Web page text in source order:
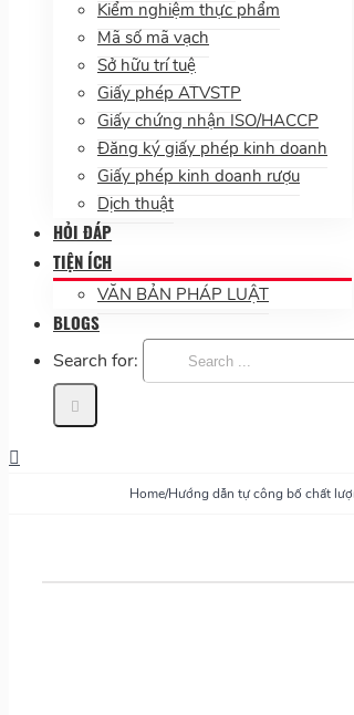
Kiểm nghiệm thực phẩm
Mã số mã vạch
Sở hữu trí tuệ
Giấy phép ATVSTP
Giấy chứng nhận ISO/HACCP
Đăng ký giấy phép kinh doanh
Giấy phép kinh doanh rượu
Dịch thuật
HỎI ĐÁP
TIỆN ÍCH
VĂN BẢN PHÁP LUẬT
BLOGS
Search for:
Home/Hướng dẫn tự công bố chất